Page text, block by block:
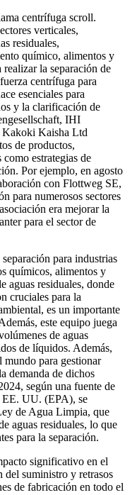
centrífuga scroll.
verticales,
residuales,
químico, alimentos y
la separación de
centrífuga para
esenciales para
y la clarificación de
IHI
Kaisha Ltd
de productos,
estrategias de
Por ejemplo, en agosto
con Flottweg SE,
para numerosos sectores
era mejorar la
para el sector de
para industrias
químicos, alimentos y
aguas residuales, donde
cruciales para la
es un importante
este equipo juega
de aguas
de líquidos. Además,
mundo para gestionar
demanda de dichos
según una fuente de
EE. UU. (EPA), se
de Agua Limpia, que
aguas residuales, lo que
para la separación.
significativo en el
del suministro y retrasos
de fabricación en todo el